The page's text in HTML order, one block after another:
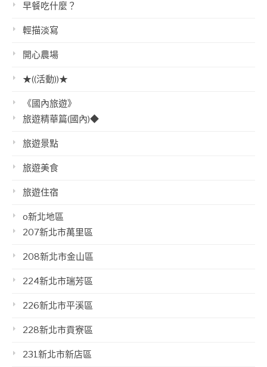
早餐吃什麼？
輕描淡寫
開心農場
★((活動))★
《國內旅遊》
旅遊精華篇(國內)◆
旅遊景點
旅遊美食
旅遊住宿
o新北地區
207新北市萬里區
208新北市金山區
224新北市瑞芳區
226新北市平溪區
228新北市貢寮區
231新北市新店區